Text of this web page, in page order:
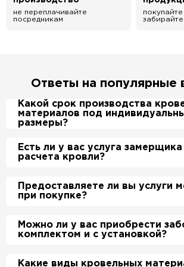
не переплачивайте
посредникам
Ответы на популярные
Какой срок производства
материалов под
размеры?
Примерный срок производства
металлочерепицы и профнастила
Производственные мощности
Есть ли у вас услуга замерщика
расчета кровли?
Да, у нас в штате есть инженер-
который по Вашей просьбе
этом стоимость расчета нашим
будет бесплатно.
Предоставляете ли вы услуги
при покупке?
Да, если это необходимо
полностью смонтировать Вашу
Можно ли у вас приобрести
комплектом и с установкой?
Да, мы продаем материалы для
Какие виды кровельных